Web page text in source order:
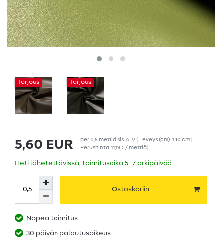
Tarjous Tarjous
5,60 EUR per0,5 metriäsis. ALV( Leveys (cm): 140 cm |
Perushinta 11,19 € / metriä)
Heti lähetettävissä, toimitusaika 5–7 arkipäivää
Ostoskoriin
Nopea toimitus
30 päivän palautusoikeus